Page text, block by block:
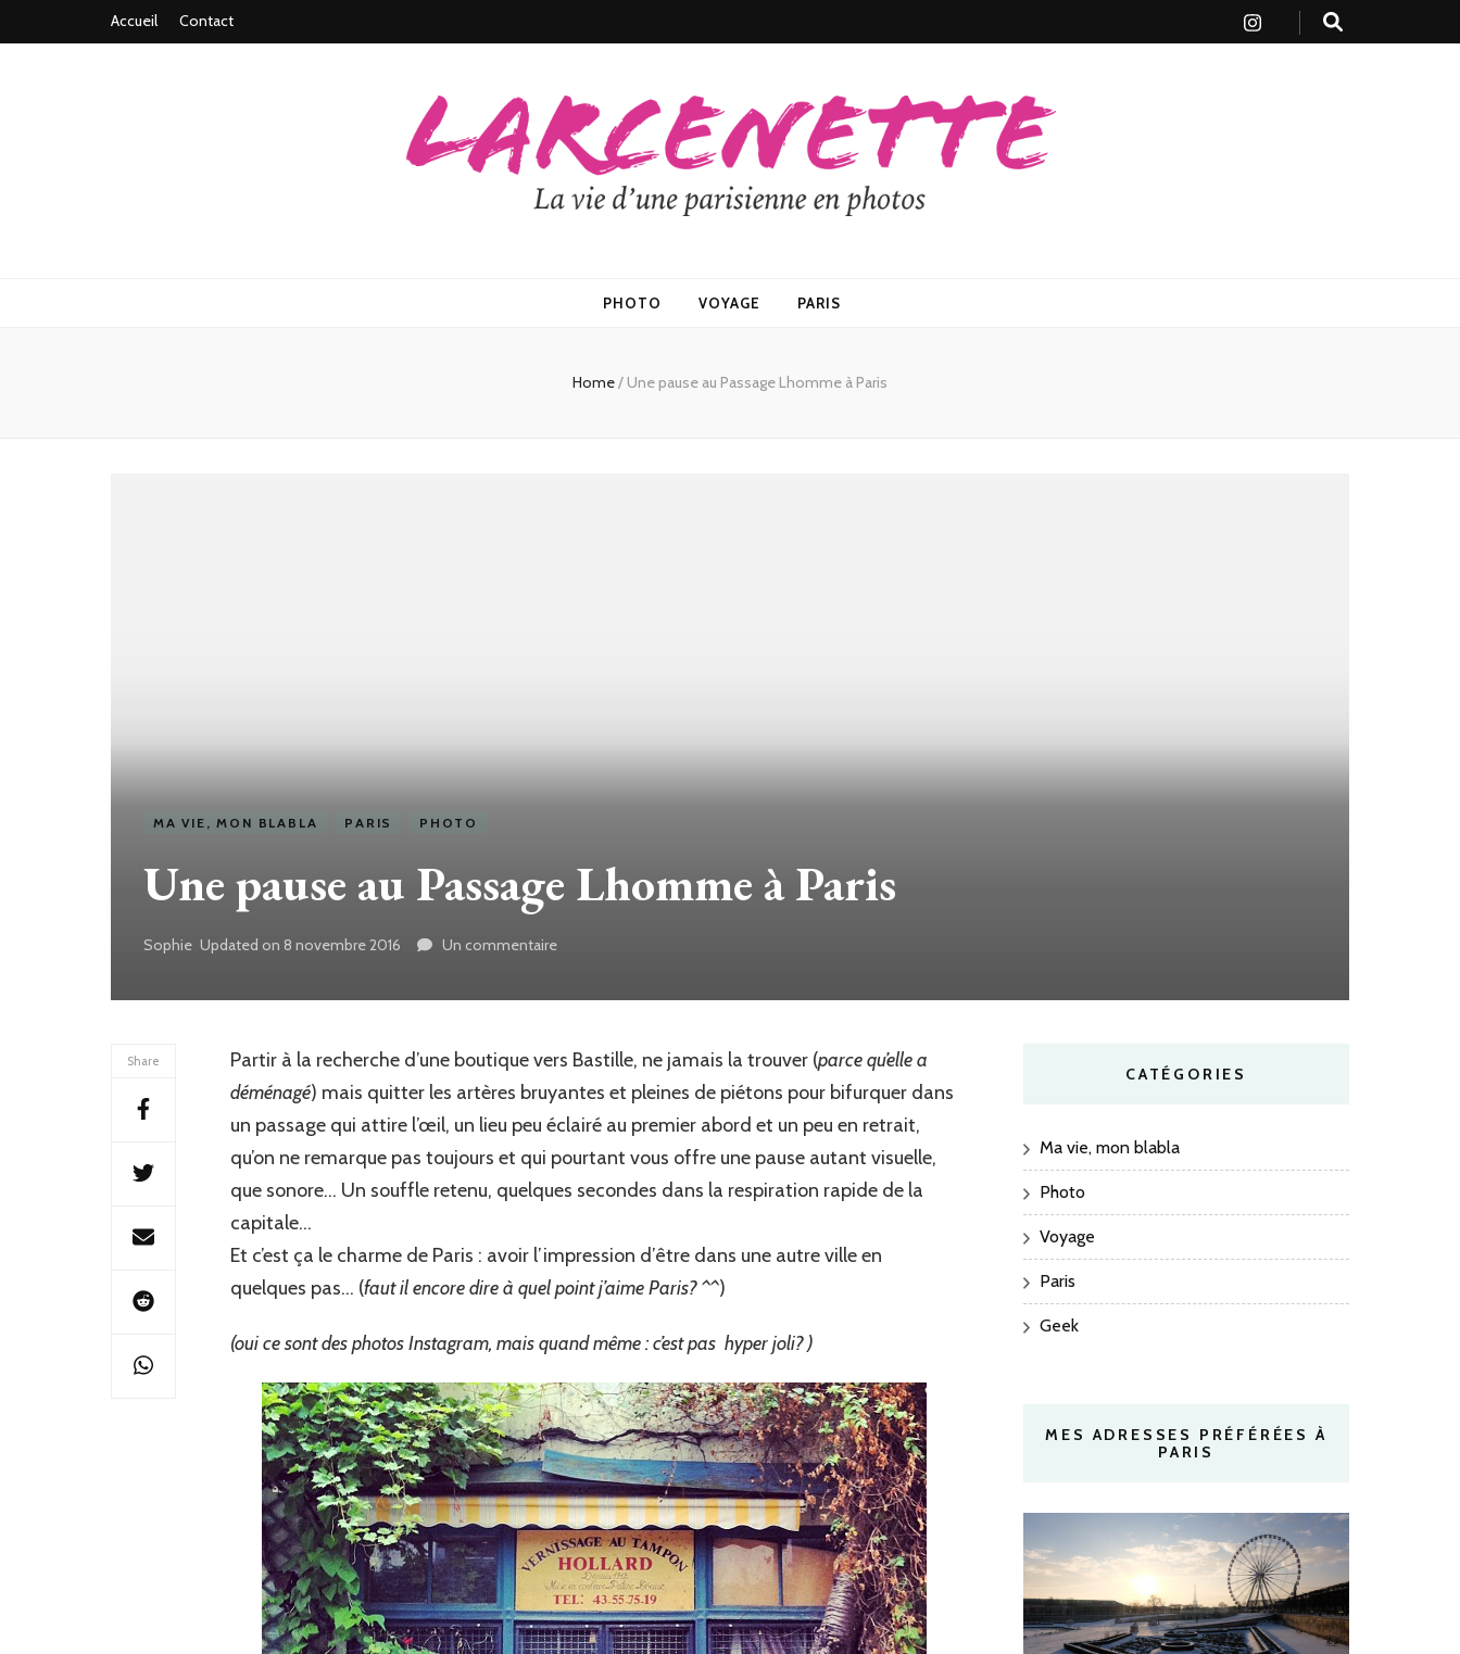
Accueil Contact
PHOTO VOYAGE PARIS
Home/ Une pause au Passage Lhomme à Paris
MA VIE, MON BLABLA PARIS PHOTO
Une pause au Passage Lhomme à Paris
Sophie Updated on 8 novembre 2016 Un commentaire
Lhomme
Paris
Share Partir à la recherche d’une boutique vers Bastille, ne jamais la trouver (parce qu’elle a
déménagé) mais quitter les artères bruyantes et pleines de piétons pour bifurquer dans
un passage qui attire l’œil, un lieu peu éclairé au premier abord et un peu en retrait,
qu’on ne remarque pas toujours et qui pourtant vous offre une pause autant visuelle,
que sonore… Un souffle retenu, quelques secondes dans la respiration rapide de la
capitale…
Et c’est ça le charme de Paris : avoir l’impression d’être dans une autre ville en
quelques pas… (faut il encore dire à quel point j’aime Paris? ^^)
(oui ce sont des photos Instagram, mais quand même : c’est pas hyper joli? )
CATÉGORIES
Ma vie, mon blabla
Photo
Voyage
Paris
Geek
MES ADRESSES PRÉFÉRÉES À
PARIS